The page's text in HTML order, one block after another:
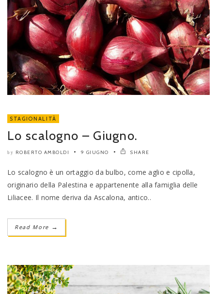
STAGIONALITÀ
Lo scalogno – Giugno.
by ROBERTO AMBOLDI 9 GIUGNO SHARE
Lo scalogno è un ortaggio da bulbo, come aglio e cipolla,
originario della Palestina e appartenente alla famiglia delle
Liliacee. Il nome deriva da Ascalona, antico..
Read More →